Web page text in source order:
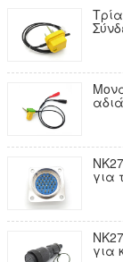
για
για